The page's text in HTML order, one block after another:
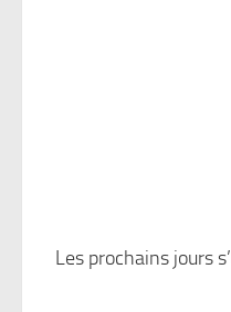
Les prochains jours